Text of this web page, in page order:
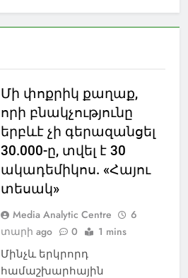
Մի փոքրիկ քաղաք,
որի բնակչությունը
երբևէ չի գերազանցել
30.000-ը, տվել է 30
ակադեմիկոս. «Հայու
տեսակ»
Media Analytic Centre
6
տարի ago
0 1 mins
Մինչև երկրորդ
համաշխարհային